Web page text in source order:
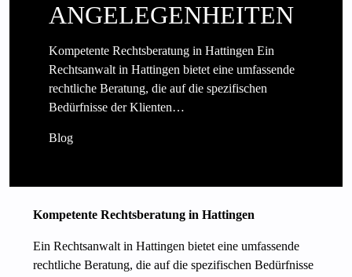
ANGELEGENHEITEN
Kompetente Rechtsberatung in Hattingen Ein
Rechtsanwalt in Hattingen bietet eine umfassende
rechtliche Beratung, die auf die spezifischen
Bedürfnisse der Klienten…
Blog
Kompetente Rechtsberatung in Hattingen
Ein Rechtsanwalt in Hattingen bietet eine umfassende
rechtliche Beratung, die auf die spezifischen Bedürfnisse